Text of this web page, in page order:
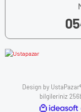
Design by
bilgileriniz